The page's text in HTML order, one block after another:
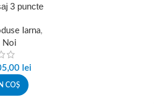
3 puncte
Iarna,
Noi
lei
COȘ